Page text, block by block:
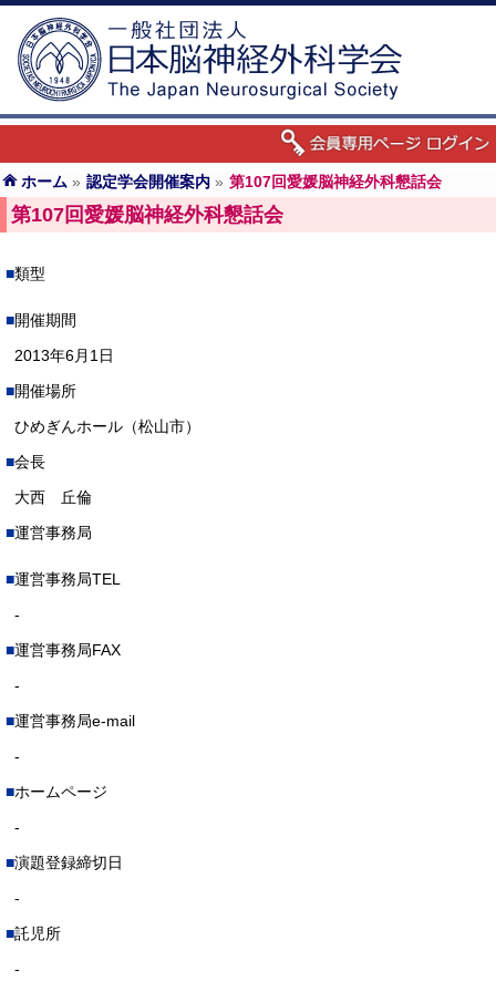
ホーム » 認定学会開催案内 » 第107回愛媛脳神経外科懇話会
第107回愛媛脳神経外科懇話会
類型
開催期間
2013年6月1日
開催場所
ひめぎんホール（松山市）
会長
大西 丘倫
運営事務局
運営事務局TEL
-
運営事務局FAX
-
運営事務局e-mail
-
ホームページ
-
演題登録締切日
-
託児所
-